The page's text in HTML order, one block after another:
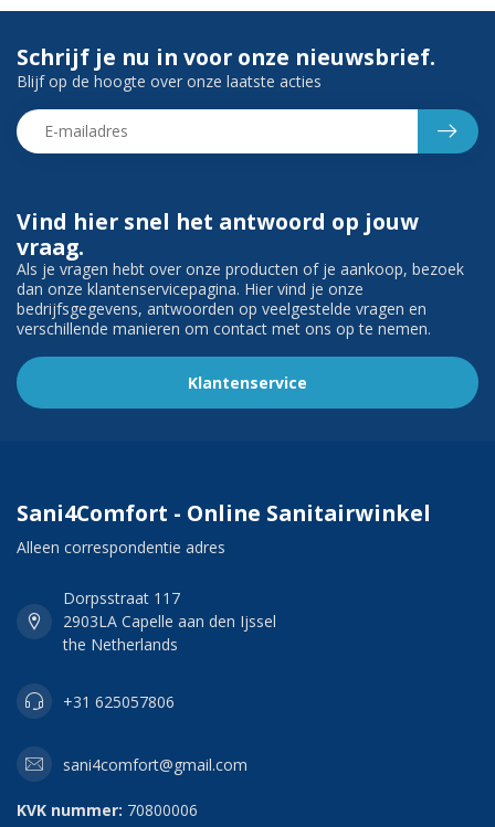
Vind hier snel het antwoord op jouw
vraag.
Als je vragen hebt over onze producten of je aankoop, bezoek
dan onze klantenservicepagina. Hier vind je onze
bedrijfsgegevens, antwoorden op veelgestelde vragen en
verschillende manieren om contact met ons op te nemen.
Klantenservice
Schrijf je nu in voor onze nieuwsbrief.
Blijf op de hoogte over onze laatste acties
Sani4Comfort - Online Sanitairwinkel
Alleen correspondentie adres
Dorpsstraat 117
2903LA Capelle aan den Ijssel
the Netherlands
+31 625057806
sani4comfort@gmail.com
KVK nummer: 70800006